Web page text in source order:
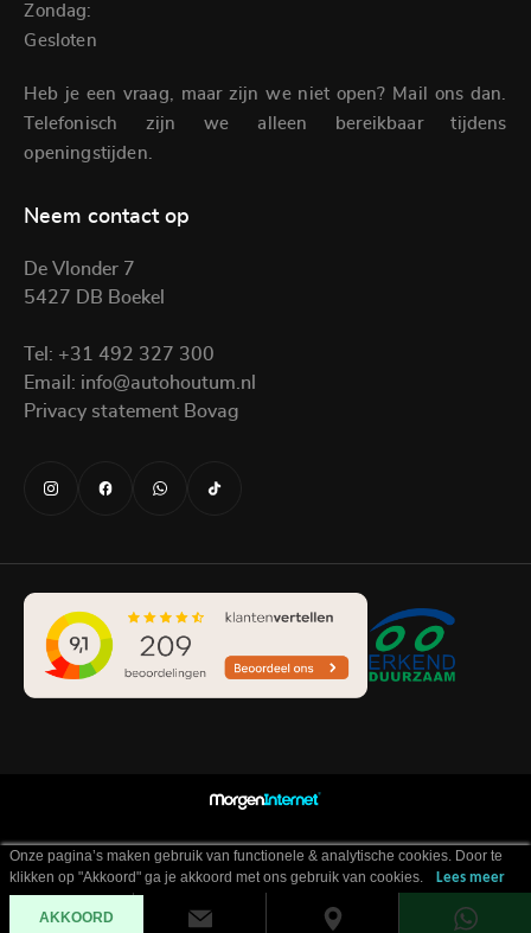
Zondag:
Gesloten
Heb je een vraag, maar zijn we niet open? Mail ons dan.
Telefonisch zijn we alleen bereikbaar tijdens
openingstijden.
Neem contact op
De Vlonder 7
5427 DB Boekel
Tel: +31 492 327 300
Email: info@autohoutum.nl
Privacy statement Bovag
Onze pagina’s maken gebruik van functionele & analytische cookies. Door te
klikken op "Akkoord" ga je akkoord met ons gebruik van cookies.
Lees meer
AKKOORD